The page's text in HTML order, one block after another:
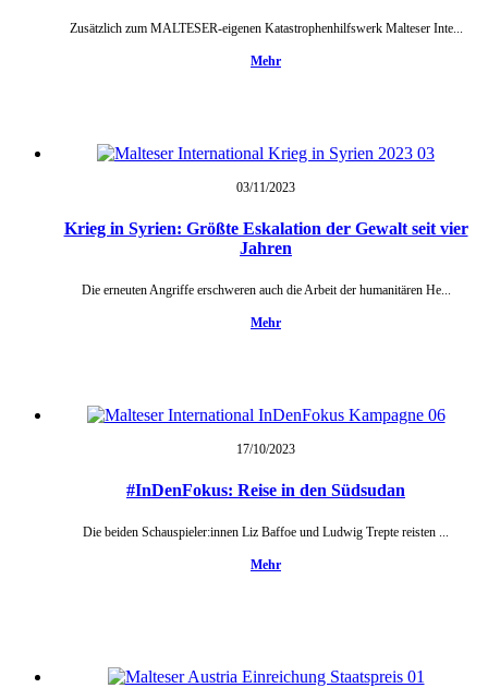
Zusätzlich zum MALTESER-eigenen Katastrophenhilfswerk Malteser Inte...
Mehr
03/11/2023
Krieg in Syrien: Größte Eskalation der Gewalt seit vier
Jahren
Die erneuten Angriffe erschweren auch die Arbeit der humanitären He...
Mehr
17/10/2023
#InDenFokus: Reise in den Südsudan
Die beiden Schauspieler:innen Liz Baffoe und Ludwig Trepte reisten ...
Mehr